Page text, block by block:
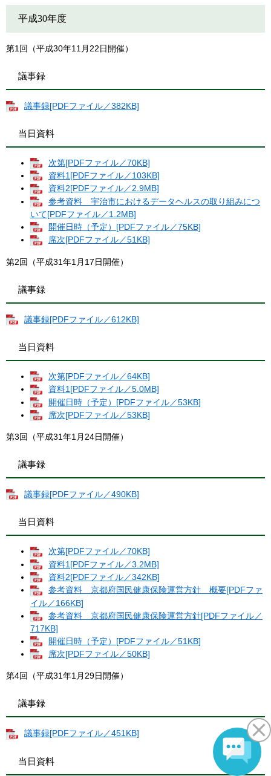
平成30年度
第1回（平成30年11月22日開催）
議事録
議事録[PDFファイル／382KB]
当日資料
次第[PDFファイル／70KB]
資料1[PDFファイル／103KB]
資料2[PDFファイル／2.9MB]
参考資料 宇治市におけるデータヘルスの取り組みにつ
いて[PDFファイル／1.2MB]
開催日時（予定）[PDFファイル／75KB]
席次[PDFファイル／51KB]
第2回（平成31年1月17日開催）
議事録
議事録[PDFファイル／612KB]
当日資料
次第[PDFファイル／64KB]
資料1[PDFファイル／5.0MB]
開催日時（予定）[PDFファイル／53KB]
席次[PDFファイル／53KB]
第3回（平成31年1月24日開催）
議事録
議事録[PDFファイル／490KB]
当日資料
次第[PDFファイル／70KB]
資料1[PDFファイル／3.2MB]
資料2[PDFファイル／342KB]
参考資料 京都府国民健康保険運営方針 概要[PDFファ
イル／166KB]
参考資料 京都府国民健康保険運営方針[PDFファイル／
717KB]
開催日時（予定）[PDFファイル／51KB]
席次[PDFファイル／50KB]
第4回（平成31年1月29日開催）
議事録
議事録[PDFファイル／451KB]
当日資料